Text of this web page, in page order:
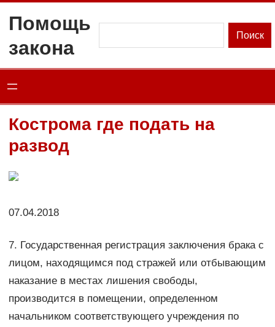
содержимому
Помощь
закона
Поиск
Кострома где подать на
развод
07.04.2018
7. Государственная регистрация заключения брака с
лицом, находящимся под стражей или отбывающим
наказание в местах лишения свободы,
производится в помещении, определенном
начальником соответствующего учреждения по